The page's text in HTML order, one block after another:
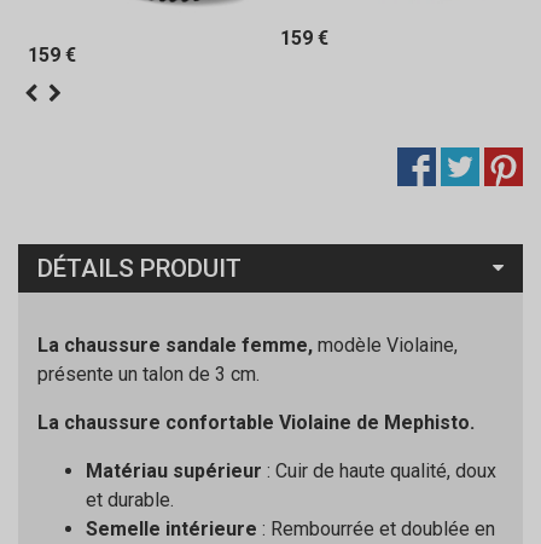
159 €
159 €
DÉTAILS PRODUIT
La chaussure sandale femme, modèle Violaine,
présente un talon de 3 cm.
La chaussure confortable Violaine de Mephisto.
Matériau supérieur : Cuir de haute qualité, doux
et durable.
Semelle intérieure : Rembourrée et doublée en